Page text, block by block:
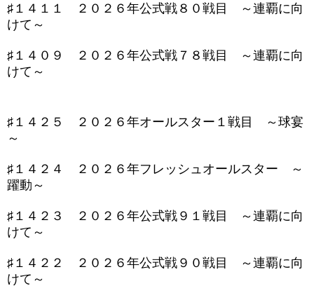
♯１４１１ ２０２６年公式戦８０戦目 ～連覇に向
けて～
♯１４０９ ２０２６年公式戦７８戦目 ～連覇に向
けて～
♯１４２５ ２０２６年オールスター１戦目 ～球宴
～
♯１４２４ ２０２６年フレッシュオールスター ～
躍動～
♯１４２３ ２０２６年公式戦９１戦目 ～連覇に向
けて～
♯１４２２ ２０２６年公式戦９０戦目 ～連覇に向
けて～